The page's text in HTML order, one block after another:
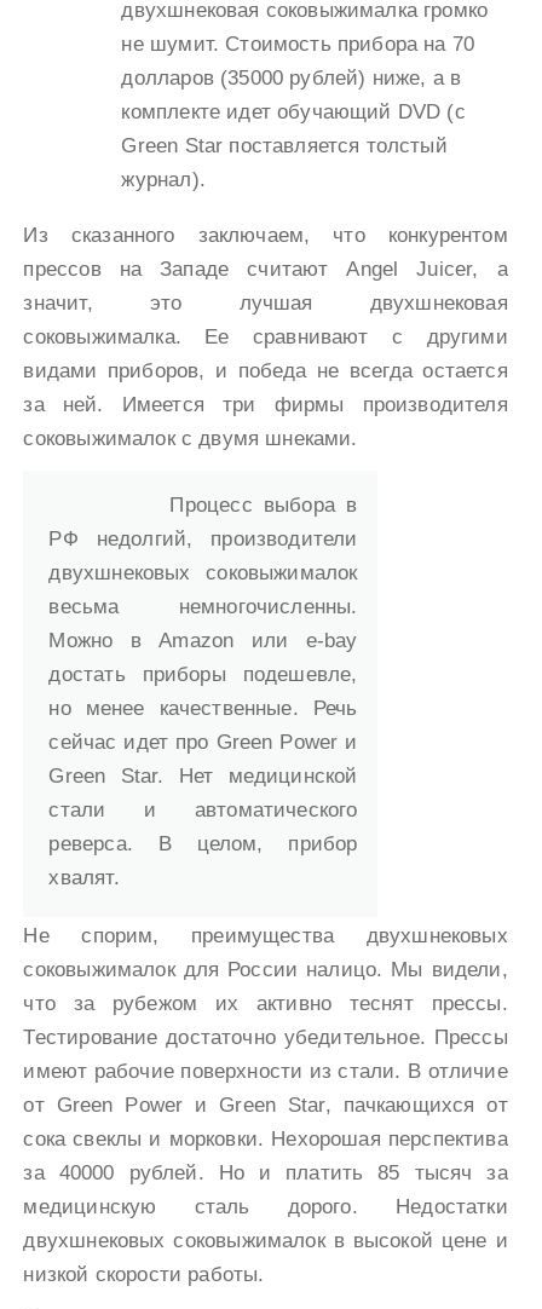
двухшнековая соковыжималка громко
не шумит. Стоимость прибора на 70
долларов (35000 рублей) ниже, а в
комплекте идет обучающий DVD (с
Green Star поставляется толстый
журнал).
Из сказанного заключаем, что конкурентом
прессов на Западе считают Angel Juicer, а
значит, это лучшая двухшнековая
соковыжималка. Ее сравнивают с другими
видами приборов, и победа не всегда остается
за ней. Имеется три фирмы производителя
соковыжималок с двумя шнеками.
Процесс выбора в
РФ недолгий, производители
двухшнековых соковыжималок
весьма немногочисленны.
Можно в Amazon или e-bay
достать приборы подешевле,
но менее качественные. Речь
сейчас идет про Green Power и
Green Star. Нет медицинской
стали и автоматического
реверса. В целом, прибор
хвалят.
Не спорим, преимущества двухшнековых
соковыжималок для России налицо. Мы видели,
что за рубежом их активно теснят прессы.
Тестирование достаточно убедительное. Прессы
имеют рабочие поверхности из стали. В отличие
от Green Power и Green Star, пачкающихся от
сока свеклы и морковки. Нехорошая перспектива
за 40000 рублей. Но и платить 85 тысяч за
медицинскую сталь дорого. Недостатки
двухшнековых соковыжималок в высокой цене и
низкой скорости работы.